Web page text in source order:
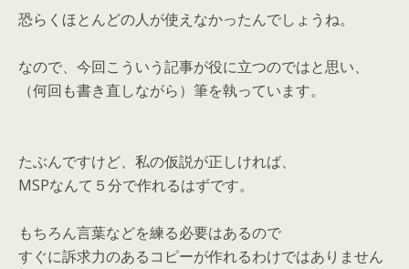
恐らくほとんどの人が使えなかったんでしょうね。
なので、今回こういう記事が役に立つのではと思い、
（何回も書き直しながら）筆を執っています。
たぶんですけど、私の仮説が正しければ、
MSPなんて５分で作れるはずです。
もちろん言葉などを練る必要はあるので
すぐに訴求力のあるコピーが作れるわけではありません